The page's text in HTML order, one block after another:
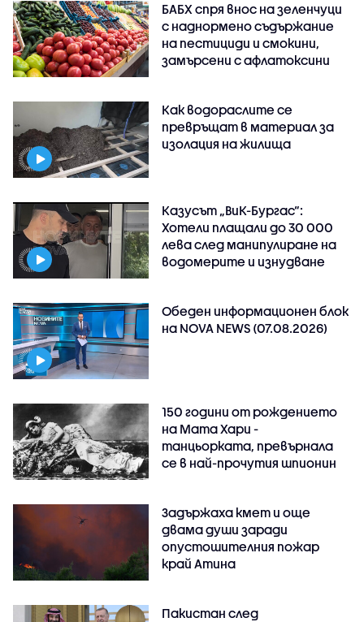
БАБХ спря внос на зеленчуци
с наднормено съдържание
на пестициди и смокини,
замърсени с афлатоксини
Как водораслите се
превръщат в материал за
изолация на жилища
Казусът „ВиК-Бургас“:
Хотели плащали до 30 000
лева след манипулиране на
водомерите и изнудване
Обеден информационен блок
на NOVA NEWS (07.08.2026)
150 години от рождението
на Мата Хари -
танцьорката, превърнала
се в най-прочутия шпионин
Задържаха кмет и още
двама души заради
опустошителния пожар
край Атина
Пакистан след